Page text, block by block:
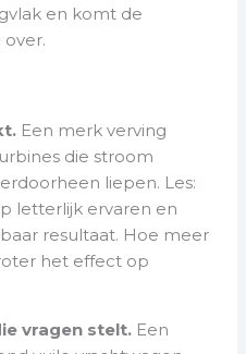
en komt de
Een merk verving
die stroom
liepen. Les:
letterlijk ervaren en
resultaat. Hoe meer
het effect op
vragen stelt. Een